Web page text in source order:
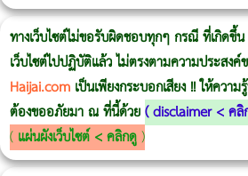
ทางเว็บไซต์ไม่ขอรับผิดชอบทุกๆ กรณี ที่เกิดขึ้
เว็บไซต์ไปปฏิบัติแล้ว ไม่ตรงตามความประสงค์
Haijai.com เป็นเพียงกระบอกเสียง !! ให้ควา
ต้องขออภัยมา ณ ที่นี้ด้วย(disclaimer < ค
( แผ่นผังเว็บไซต์ < คลิกดู)